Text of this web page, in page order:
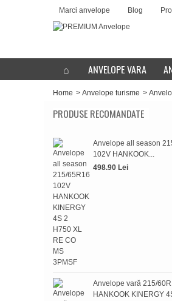
Marci anvelope Blog
ANVELOPE VARA
Home > Anvelope turisme >
PRODUSE RECOMANDATE
Anvelope all season
102V HANKOOK...
498.90 Lei
Anvelope vară 215/
HANKOOK KINERGY